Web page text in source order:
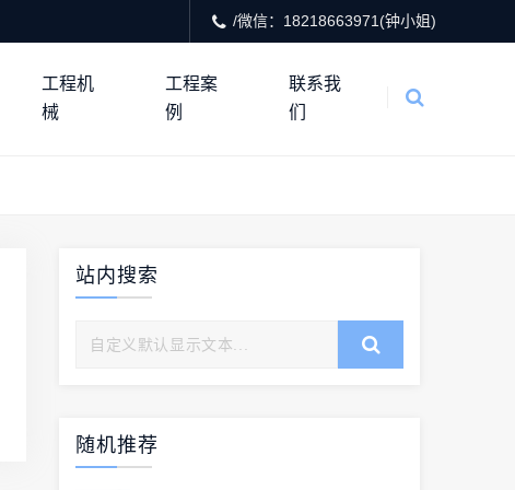
/微信：18218663971(钟小姐)
工程机
械
工程案
例
联系我
们
站内搜索
随机推荐